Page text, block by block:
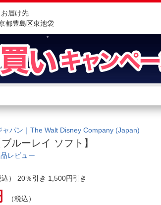
お届け先
都豊島区東池袋
さがす
グからさがす
一覧からさがす
サポート
ャパン｜The Walt Disney Company (Japan)
ルーレイ ソフト】
レビュー
） 20％引き 1,500円引き
（税込）